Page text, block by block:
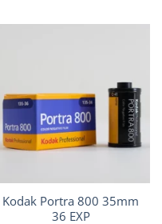
Kodak Portra 800 35mm
36 EXP